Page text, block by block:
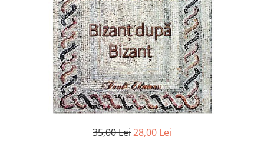
Gastronomie
Istorie/Critica
Manuale scolare/Cursuri
35,00 Lei28,00 Lei